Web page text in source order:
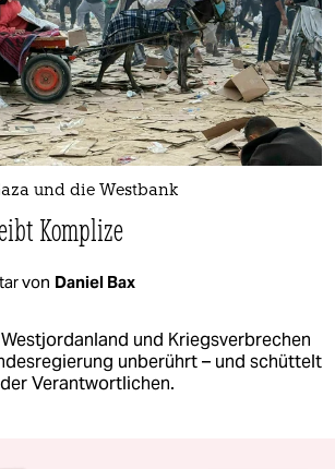
und die Westbank
Komplize
von Daniel Bax
und Kriegsverbrechen
unberührt – und schüttelt
Verantwortlichen.